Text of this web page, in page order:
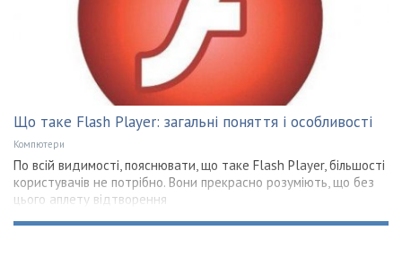
Що таке Flash Player: загальні поняття і особливості
Компютери
По всій видимості, пояснювати, що таке Flash Player, більшості
користувачів не потрібно. Вони прекрасно розуміють, що без
цього аплету відтворення